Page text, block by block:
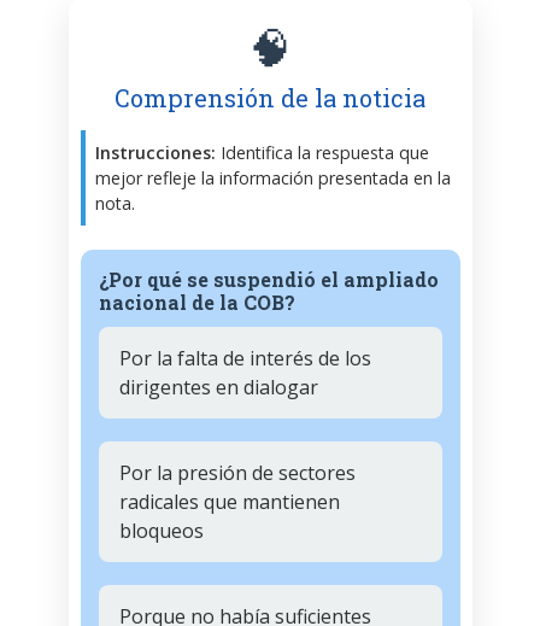
🧠
Comprensión de la noticia
Instrucciones: Identifica la respuesta que
mejor refleje la información presentada en la
nota.
¿Por qué se suspendió el ampliado
nacional de la COB?
Por la falta de interés de los
dirigentes en dialogar
Por la presión de sectores
radicales que mantienen
bloqueos
Porque no había suficientes